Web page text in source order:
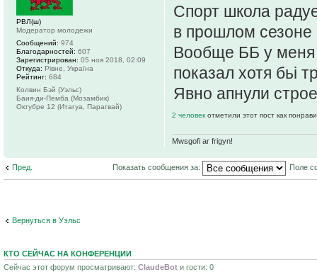
Спорт школа
в прошлом
Вообще ББ у меня
показал хотя бьі
Явно апнули
2 человек отметили этот пост как
Mwsgofi ar frigyn!
РВЛ(ш)
Модератор молодежи
Сообщений: 974
Благодарностей: 607
Зарегистрирован: 05 ноя 2018, 02:09
Откуда: Рiвне, Україна
Рейтинг: 684
Колвин Бэй (Уэльс)
Баия-ди-Пемба (Мозамбик)
Октубре 12 (Итагуа, Парагвай)
Пред. Показать сообщения за: Поле
Вернуться в Уэльс
КТО СЕЙЧАС НА КОНФЕРЕНЦИИ
Сейчас этот форум просматривают: ClaudeBot и гости: 0